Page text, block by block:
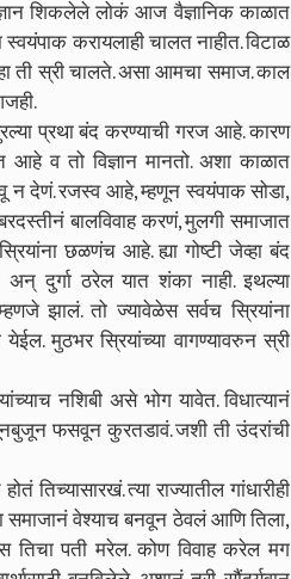
शिकलेले लोकं आज वैज्ञानिक काळात
करायलाही चालत नाहीत. विटाळ
ती स्री चालते. असा आमचा समाज. काल
प्रथा बंद करण्याची गरज आहे. कारण
व तो विज्ञान मानतो. अशा काळात
न देणं. रजस्व आहे, म्हणून स्वयंपाक सोडा,
बालविवाह करणं, मुलगी समाजात
छळणंच आहे. ह्या गोष्टी जेव्हा बंद
अन् दुर्गा ठरेल यात शंका नाही. इथल्या
झालं. तो ज्यावेळेस सर्वच स्रियांना
मुठभर स्रियांच्या वागण्यावरुन स्री
नशिबी असे भोग यावेत. विधात्यानं
फसवून कुरतडावं. जशी ती उंदरांची
त्या राज्यातील गांधारीही
समाजानं वेश्याच बनवून ठेवलं आणि तिला,
तिचा पती मरेल. कोण विवाह करेल मग